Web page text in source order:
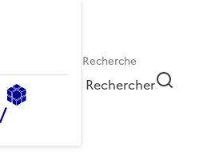
Rechercher